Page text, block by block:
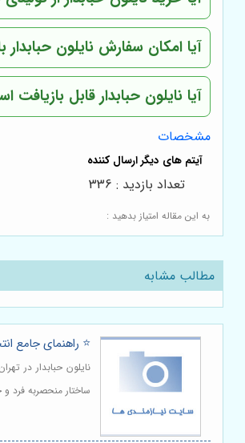
آیا امکان سفارش نایلون
آیا نایلون حبابدار قابل بازیافت
مشخصات
به این مقاله امتیاز بدهید :
تعداد بازدید : 336
مطالب مشابه
⭐️ راهنمای جامع
نایلون حبابدار در
ساختار منحصربه فرد